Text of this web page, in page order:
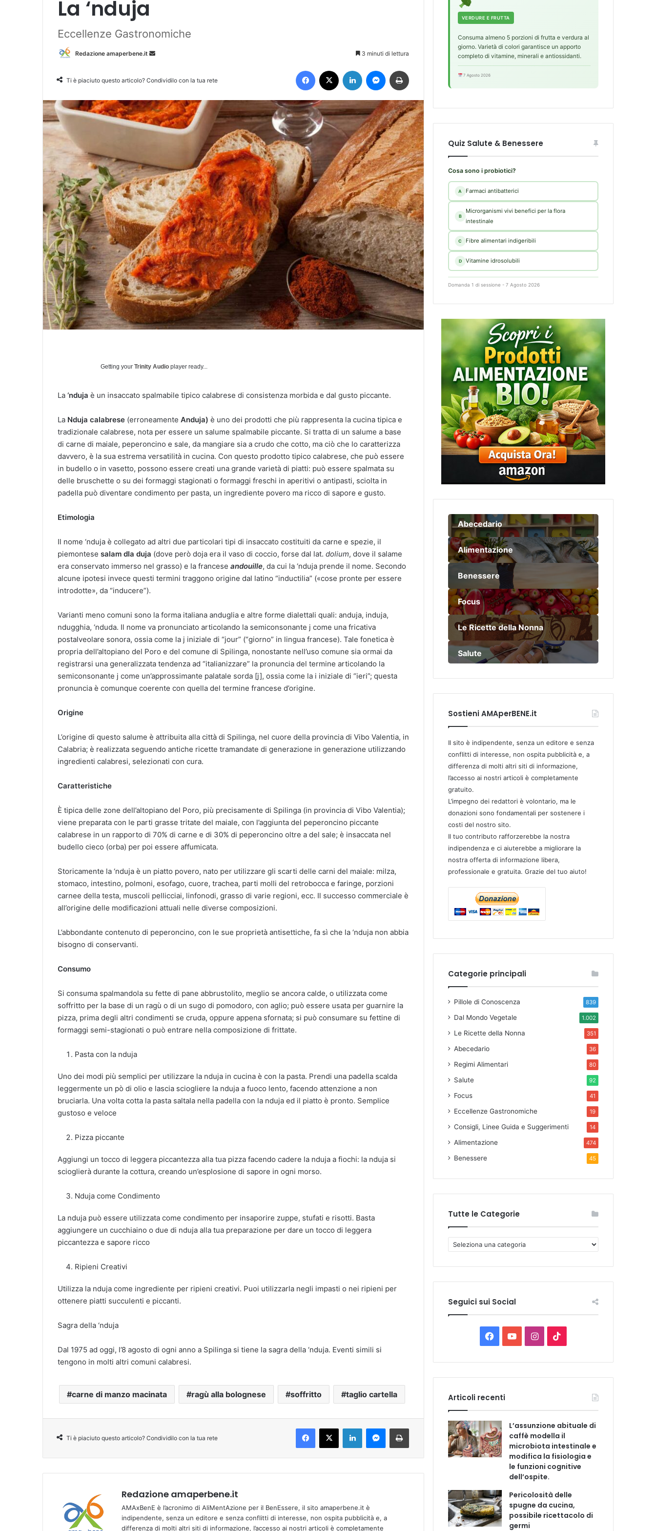
La ‘nduja
Eccellenze Gastronomiche
Redazione amaperbene.it
a
u
n
a
i
3 minuti di lettura
Ti è piaciuto questo articolo? Condividilo con la tua rete
Getting your Trinity Audio player ready...
La ‘nduja è un insaccato spalmabile tipico calabrese di consistenza morbida e dal gusto piccante.
La Nduja calabrese (erroneamente Anduja) è uno dei prodotti che più rappresenta la cucina tipica e
tradizionale calabrese, nota per essere un salume spalmabile piccante. Si tratta di un salume a base
di carne di maiale, peperoncino e sale, da mangiare sia a crudo che cotto, ma ciò che lo caratterizza
davvero, è la sua estrema versatilità in cucina. Con questo prodotto tipico calabrese, che può essere
in budello o in vasetto, possono essere creati una grande varietà di piatti: può essere spalmata su
delle bruschette o su dei formaggi stagionati o formaggi freschi in aperitivi o antipasti, sciolta in
padella può diventare condimento per pasta, un ingrediente povero ma ricco di sapore e gusto.
Etimologia
Il nome ‘nduja è collegato ad altri due particolari tipi di insaccato costituiti da carne e spezie, il
piemontese salam dla duja (dove però doja era il vaso di coccio, forse dal lat. dolium, dove il salame
era conservato immerso nel grasso) e la francese andouille, da cui la ‘nduja prende il nome. Secondo
alcune ipotesi invece questi termini traggono origine dal latino “inductilia” («cose pronte per essere
introdotte», da “inducere”).
Varianti meno comuni sono la forma italiana anduglia e altre forme dialettali quali: anduja, induja,
ndugghia, ‘nduda. Il nome va pronunciato articolando la semiconsonante j come una fricativa
postalveolare sonora, ossia come la j iniziale di “jour” (“giorno” in lingua francese). Tale fonetica è
propria dell’altopiano del Poro e del comune di Spilinga, nonostante nell’uso comune sia ormai da
registrarsi una generalizzata tendenza ad “italianizzare” la pronuncia del termine articolando la
semiconsonante j come un’approssimante palatale sorda [j], ossia come la i iniziale di “ieri”; questa
pronuncia è comunque coerente con quella del termine francese d’origine.
Origine
L’origine di questo salume è attribuita alla città di Spilinga, nel cuore della provincia di Vibo Valentia, in
Calabria; è realizzata seguendo antiche ricette tramandate di generazione in generazione utilizzando
ingredienti calabresi, selezionati con cura.
Caratteristiche
È tipica delle zone dell’altopiano del Poro, più precisamente di Spilinga (in provincia di Vibo Valentia);
viene preparata con le parti grasse tritate del maiale, con l’aggiunta del peperoncino piccante
calabrese in un rapporto di 70% di carne e di 30% di peperoncino oltre a del sale; è insaccata nel
budello cieco (orba) per poi essere affumicata.
Storicamente la ‘nduja è un piatto povero, nato per utilizzare gli scarti delle carni del maiale: milza,
stomaco, intestino, polmoni, esofago, cuore, trachea, parti molli del retrobocca e faringe, porzioni
carnee della testa, muscoli pellicciai, linfonodi, grasso di varie regioni, ecc. Il successo commerciale è
all’origine delle modificazioni attuali nelle diverse composizioni.
L’abbondante contenuto di peperoncino, con le sue proprietà antisettiche, fa sì che la ‘nduja non abbia
bisogno di conservanti.
Consumo
Si consuma spalmandola su fette di pane abbrustolito, meglio se ancora calde, o utilizzata come
soffritto per la base di un ragù o di un sugo di pomodoro, con aglio; può essere usata per guarnire la
pizza, prima degli altri condimenti se cruda, oppure appena sfornata; si può consumare su fettine di
formaggi semi-stagionati o può entrare nella composizione di frittate.
Pasta con la nduja
Uno dei modi più semplici per utilizzare la nduja in cucina è con la pasta. Prendi una padella scalda
leggermente un pò di olio e lascia sciogliere la nduja a fuoco lento, facendo attenzione a non
bruciarla. Una volta cotta la pasta saltala nella padella con la nduja ed il piatto è pronto. Semplice
gustoso e veloce
Pizza piccante
Aggiungi un tocco di leggera piccantezza alla tua pizza facendo cadere la nduja a fiochi: la nduja si
scioglierà durante la cottura, creando un’esplosione di sapore in ogni morso.
Nduja come Condimento
La nduja può essere utilizzata come condimento per insaporire zuppe, stufati e risotti. Basta
aggiungere un cucchiaino o due di nduja alla tua preparazione per dare un tocco di leggera
piccantezza e sapore ricco
Ripieni Creativi
Utilizza la nduja come ingrediente per ripieni creativi. Puoi utilizzarla negli impasti o nei ripieni per
ottenere piatti succulenti e piccanti.
Sagra della ‘nduja
Dal 1975 ad oggi, l’8 agosto di ogni anno a Spilinga si tiene la sagra della ‘nduja. Eventi simili si
tengono in molti altri comuni calabresi.
carne di manzo macinata ragù alla bolognese soffritto taglio cartella
Ti è piaciuto questo articolo? Condividilo con la tua rete
Redazione amaperbene.it
AMAxBenE è l’acronimo di AliMentAzione per il BenEssere, il sito amaperbene.it è
indipendente, senza un editore e senza conflitti di interesse, non ospita pubblicità e, a
differenza di molti altri siti di informazione, l’accesso ai nostri articoli è completamente
VERDURE E FRUTTA
Consuma almeno 5 porzioni di frutta e verdura al
giorno. Varietà di colori garantisce un apporto
completo di vitamine, minerali e antiossidanti.
7 Agosto 2026
Quiz Salute & Benessere
Cosa sono i probiotici?
A Farmaci antibatterici
B
Microrganismi vivi benefici per la flora
intestinale
C Fibre alimentari indigeribili
D Vitamine idrosolubili
Domanda 1 di sessione - 7 Agosto 2026
Abecedario
Alimentazione
Benessere
Focus
Le Ricette della Nonna
Salute
Sostieni AMAperBENE.it
Il sito è indipendente, senza un editore e senza
conflitti di interesse, non ospita pubblicità e, a
differenza di molti altri siti di informazione,
l’accesso ai nostri articoli è completamente
gratuito.
L’impegno dei redattori è volontario, ma le
donazioni sono fondamentali per sostenere i
costi del nostro sito.
Il tuo contributo rafforzerebbe la nostra
indipendenza e ci aiuterebbe a migliorare la
nostra offerta di informazione libera,
professionale e gratuita. Grazie del tuo aiuto!
Categorie principali
Pillole di Conoscenza 839
Dal Mondo Vegetale 1.002
Le Ricette della Nonna 351
Abecedario 36
Regimi Alimentari 80
Salute 92
Focus 41
Eccellenze Gastronomiche 19
Consigli, Linee Guida e Suggerimenti 14
Alimentazione 474
Benessere 45
Tutte le Categorie
u
e
e
C
o
e
Seguici sui Social
c
e
b
o
o
u
u
b
e
I
s
a
g
r
a
m
k
o
k
Articoli recenti
L’assunzione abituale di
caffè modella il
microbiota intestinale e
modifica la fisiologia e
le funzioni cognitive
dell’ospite.
Pericolosità delle
spugne da cucina,
possibile ricettacolo di
germi